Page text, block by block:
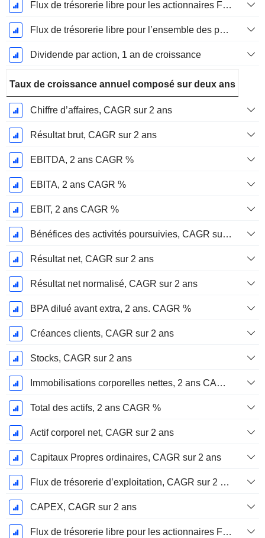
Flux de trésorerie libre pour les actionnaires FCFE, Croissance 1 an
Flux de trésorerie libre pour l’ensemble des pourvoyeurs de fonds (créanciers et actionnaires) FCFF, Croissance 1 an
Dividende par action, 1 an de croissance
Taux de croissance annuel composé sur deux ans
Chiffre d’affaires, CAGR sur 2 ans
Résultat brut, CAGR sur 2 ans
EBITDA, 2 ans CAGR %
EBITA, 2 ans CAGR %
EBIT, 2 ans CAGR %
Bénéfices des activités poursuivies, CAGR sur 2 ans
Résultat net, CAGR sur 2 ans
Résultat net normalisé, CAGR sur 2 ans
BPA dilué avant extra, 2 ans. CAGR %
Créances clients, CAGR sur 2 ans
Stocks, CAGR sur 2 ans
Immobilisations corporelles nettes, 2 ans CAGR %
Total des actifs, 2 ans CAGR %
Actif corporel net, CAGR sur 2 ans
Capitaux Propres ordinaires, CAGR sur 2 ans
Flux de trésorerie d’exploitation, CAGR sur 2 ans
CAPEX, CAGR sur 2 ans
Flux de trésorerie libre pour les actionnaires FCFE, CAGR sur 2 ans